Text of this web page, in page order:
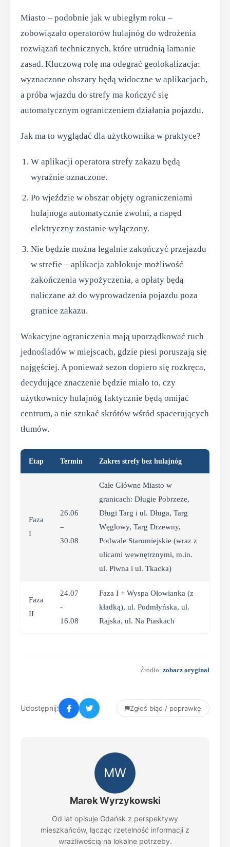
Miasto – podobnie jak w ubiegłym roku –
zobowiązało operatorów hulajnóg do wdrożenia
rozwiązań technicznych, które utrudnią łamanie
zasad. Kluczową rolę ma odegrać geolokalizacja:
wyznaczone obszary będą widoczne w aplikacjach,
a próba wjazdu do strefy ma kończyć się
automatycznym ograniczeniem działania pojazdu.
Jak ma to wyglądać dla użytkownika w praktyce?
W aplikacji operatora strefy zakazu będą
wyraźnie oznaczone.
Po wjeździe w obszar objęty ograniczeniami
hulajnoga automatycznie zwolni, a napęd
elektryczny zostanie wyłączony.
Nie będzie można legalnie zakończyć przejazdu
w strefie – aplikacja zablokuje możliwość
zakończenia wypożyczenia, a opłaty będą
naliczane aż do wyprowadzenia pojazdu poza
granice zakazu.
Wakacyjne ograniczenia mają uporządkować ruch
jednośladów w miejscach, gdzie piesi poruszają się
najgęściej. A ponieważ sezon dopiero się rozkręca,
decydujące znaczenie będzie miało to, czy
użytkownicy hulajnóg faktycznie będą omijać
centrum, a nie szukać skrótów wśród spacerujących
tłumów.
Etap Termin Zakres strefy bez hulajnóg
Faza
I
26.06
–
30.08
Całe Główne Miasto w
granicach: Długie Pobrzeże,
Długi Targ i ul. Długa, Targ
Węglowy, Targ Drzewny,
Podwale Staromiejskie (wraz z
ulicami wewnętrznymi, m.in.
ul. Piwna i ul. Tkacka)
Faza
II
24.07
-
16.08
Faza I + Wyspa Ołowianka (z
kładką), ul. Podmłyńska, ul.
Rajska, ul. Na Piaskach
Źródło: zobacz oryginał
Udostępnij: Zgłoś błąd / poprawkę
MW
Marek Wyrzykowski
Od lat opisuje Gdańsk z perspektywy
mieszkańców, łącząc rzetelność informacji z
wrażliwością na lokalne potrzeby.